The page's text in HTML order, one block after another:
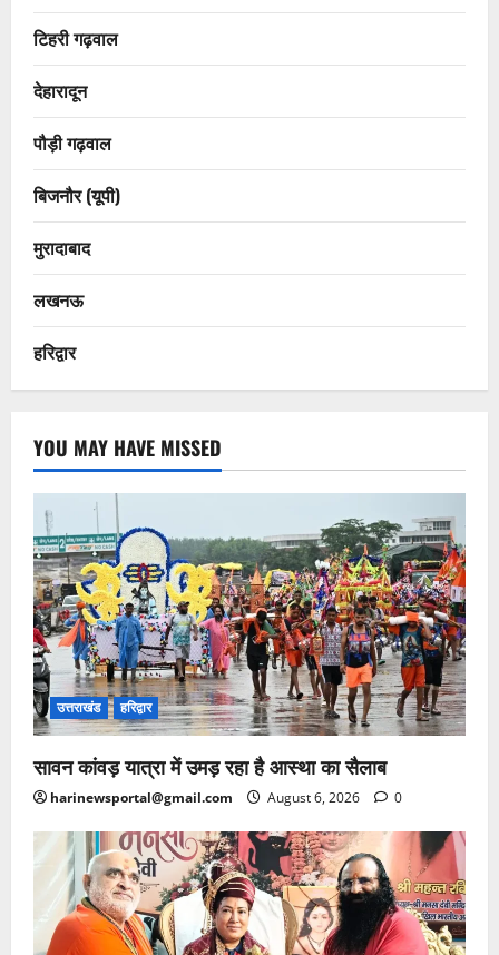
टिहरी गढ़वाल
देहारादून
पौड़ी गढ़वाल
बिजनौर (यूपी)
मुरादाबाद
लखनऊ
हरिद्वार
YOU MAY HAVE MISSED
उत्तराखंड हरिद्वार
सावन कांवड़ यात्रा में उमड़ रहा है आस्था का सैलाब
harinewsportal@gmail.com August 6, 2026 0